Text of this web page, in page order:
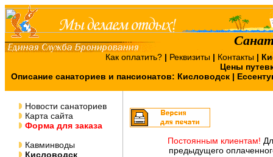
Как оплатить? | Реквизиты | Контакты |
Цены
Описание санаториев и пансионатов: Кисловодск |
Новости санаториев
Карта сайта
Форма для заказа
Кавминводы
Кисловодск
Постоянным клиентам!
предыдущего